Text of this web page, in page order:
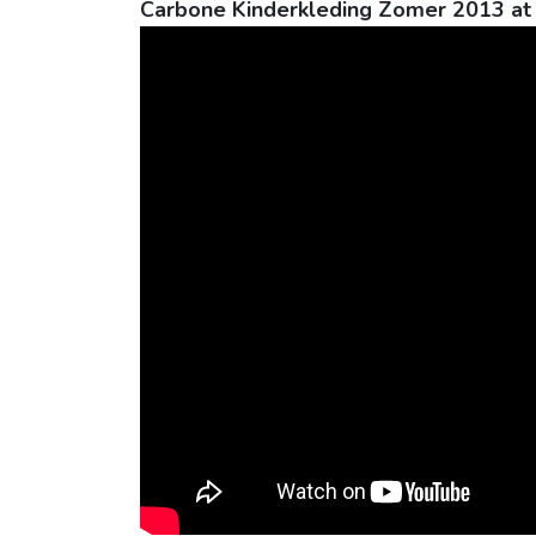
Carbone Kinderkleding Zomer 2013